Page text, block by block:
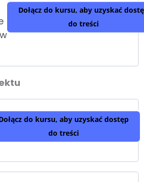
Dołącz do kursu, aby uzyskać
do treści
do kursu, aby uzyskać dostęp
do treści